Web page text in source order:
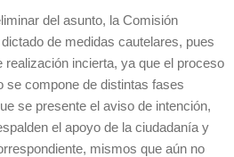
del asunto, la Comisión
de medidas cautelares, pues
incierta, ya que el proceso
se compone de distintas fases
se presente el aviso de intención,
el apoyo de la ciudadanía y
mismos que aún no